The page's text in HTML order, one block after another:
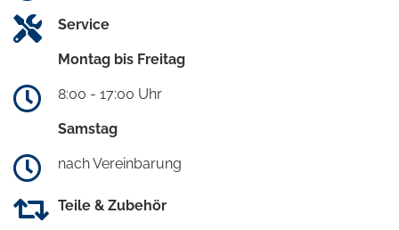
Service
Montag bis Freitag
8:00 - 17:00 Uhr
Samstag
nach Vereinbarung
Teile & Zubehör